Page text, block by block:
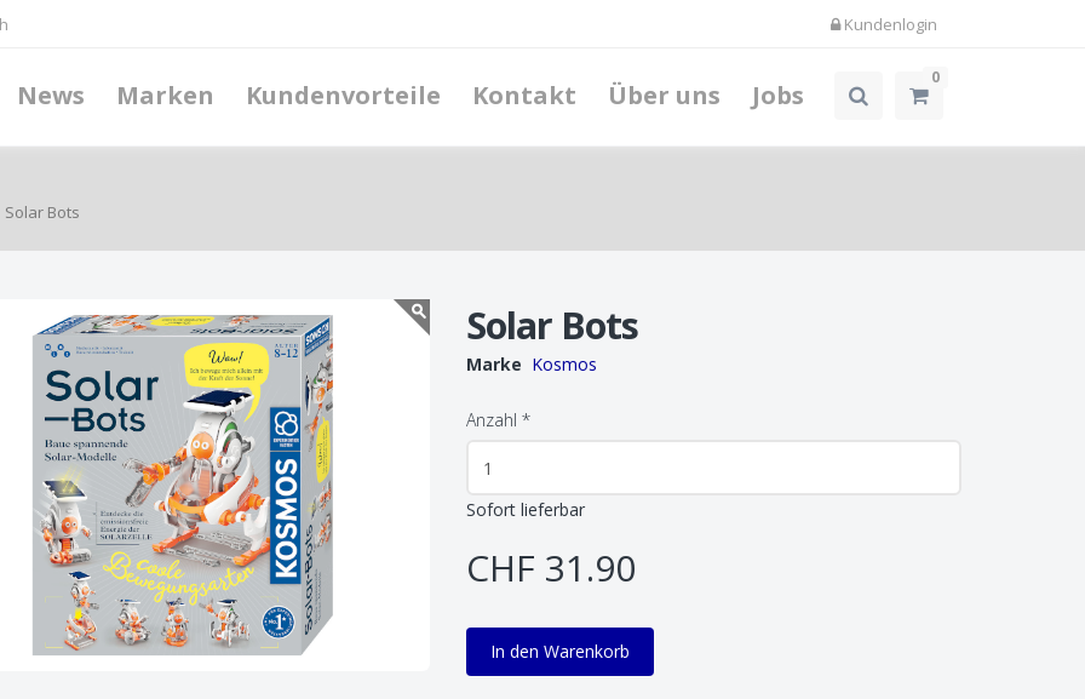
Kundenlogin
News Marken Kundenvorteile Kontakt Über uns Jobs
0
Solar Bots
Solar Bots
Marke Kosmos
Anzahl *
Sofort lieferbar
CHF 31.90
In den Warenkorb